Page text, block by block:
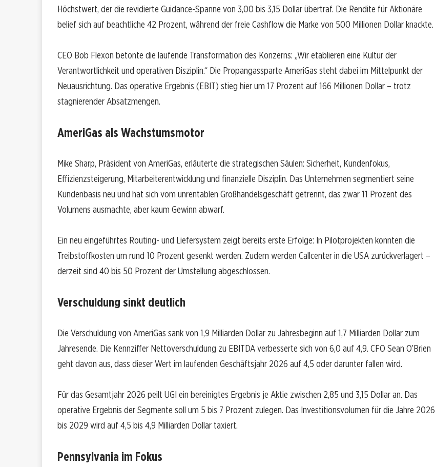
Höchstwert, der die revidierte Guidance-Spanne von 3,00 bis 3,15 Dollar übertraf. Die Rendite für Aktionäre
belief sich auf beachtliche 42 Prozent, während der freie Cashflow die Marke von 500 Millionen Dollar knackte.
CEO Bob Flexon betonte die laufende Transformation des Konzerns: „Wir etablieren eine Kultur der
Verantwortlichkeit und operativen Disziplin.“ Die Propangassparte AmeriGas steht dabei im Mittelpunkt der
Neuausrichtung. Das operative Ergebnis (EBIT) stieg hier um 17 Prozent auf 166 Millionen Dollar – trotz
stagnierender Absatzmengen.
AmeriGas als Wachstumsmotor
Mike Sharp, Präsident von AmeriGas, erläuterte die strategischen Säulen: Sicherheit, Kundenfokus,
Effizienzsteigerung, Mitarbeiterentwicklung und finanzielle Disziplin. Das Unternehmen segmentiert seine
Kundenbasis neu und hat sich vom unrentablen Großhandelsgeschäft getrennt, das zwar 11 Prozent des
Volumens ausmachte, aber kaum Gewinn abwarf.
Ein neu eingeführtes Routing- und Liefersystem zeigt bereits erste Erfolge: In Pilotprojekten konnten die
Treibstoffkosten um rund 10 Prozent gesenkt werden. Zudem werden Callcenter in die USA zurückverlagert –
derzeit sind 40 bis 50 Prozent der Umstellung abgeschlossen.
Verschuldung sinkt deutlich
Die Verschuldung von AmeriGas sank von 1,9 Milliarden Dollar zu Jahresbeginn auf 1,7 Milliarden Dollar zum
Jahresende. Die Kennziffer Nettoverschuldung zu EBITDA verbesserte sich von 6,0 auf 4,9. CFO Sean O’Brien
geht davon aus, dass dieser Wert im laufenden Geschäftsjahr 2026 auf 4,5 oder darunter fallen wird.
Für das Gesamtjahr 2026 peilt UGI ein bereinigtes Ergebnis je Aktie zwischen 2,85 und 3,15 Dollar an. Das
operative Ergebnis der Segmente soll um 5 bis 7 Prozent zulegen. Das Investitionsvolumen für die Jahre 2026
bis 2029 wird auf 4,5 bis 4,9 Milliarden Dollar taxiert.
Pennsylvania im Fokus